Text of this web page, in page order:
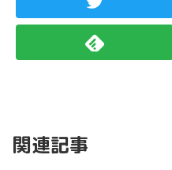
関連記事